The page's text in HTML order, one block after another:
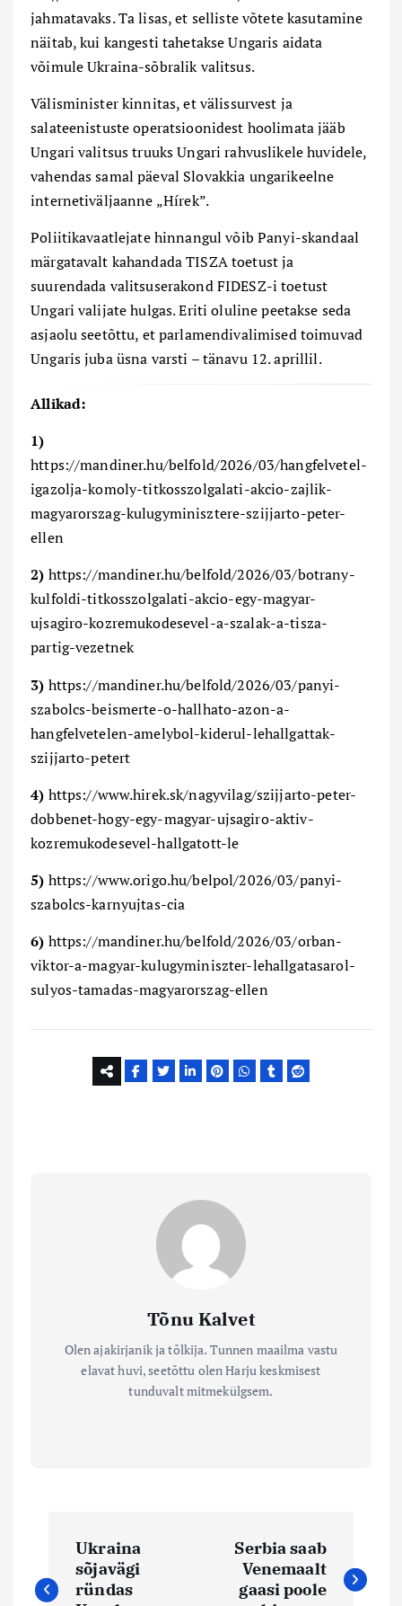
jahmatavaks. Ta lisas, et selliste võtete kasutamine
näitab, kui kangesti tahetakse Ungaris aidata
võimule Ukraina-sõbralik valitsus.
Välisminister kinnitas, et välissurvest ja
salateenistuste operatsioonidest hoolimata jääb
Ungari valitsus truuks Ungari rahvuslikele huvidele,
vahendas samal päeval Slovakkia ungarikeelne
internetiväljaanne „Hírek”.
Poliitikavaatlejate hinnangul võib Panyi-skandaal
märgatavalt kahandada TISZA toetust ja
suurendada valitsuserakond FIDESZ-i toetust
Ungari valijate hulgas. Eriti oluline peetakse seda
asjaolu seetõttu, et parlamendivalimised toimuvad
Ungaris juba üsna varsti – tänavu 12. aprillil.
Allikad:
1)
https://mandiner.hu/belfold/2026/03/hangfelvetel-
igazolja-komoly-titkosszolgalati-akcio-zajlik-
magyarorszag-kulugyminisztere-szijjarto-peter-
ellen
2) https://mandiner.hu/belfold/2026/03/botrany-
kulfoldi-titkosszolgalati-akcio-egy-magyar-
ujsagiro-kozremukodesevel-a-szalak-a-tisza-
partig-vezetnek
3) https://mandiner.hu/belfold/2026/03/panyi-
szabolcs-beismerte-o-hallhato-azon-a-
hangfelvetelen-amelybol-kiderul-lehallgattak-
szijjarto-petert
4) https://www.hirek.sk/nagyvilag/szijjarto-peter-
dobbenet-hogy-egy-magyar-ujsagiro-aktiv-
kozremukodesevel-hallgatott-le
5) https://www.origo.hu/belpol/2026/03/panyi-
szabolcs-karnyujtas-cia
6) https://mandiner.hu/belfold/2026/03/orban-
viktor-a-magyar-kulugyminiszter-lehallgatasarol-
sulyos-tamadas-magyarorszag-ellen
Tõnu Kalvet
Olen ajakirjanik ja tõlkija. Tunnen maailma vastu
elavat huvi, seetõttu olen Harju keskmisest
tunduvalt mitmekülgsem.
a
Ukraina
sõjavägi
ründas
Serbia saab
Venemaalt
gaasi poole